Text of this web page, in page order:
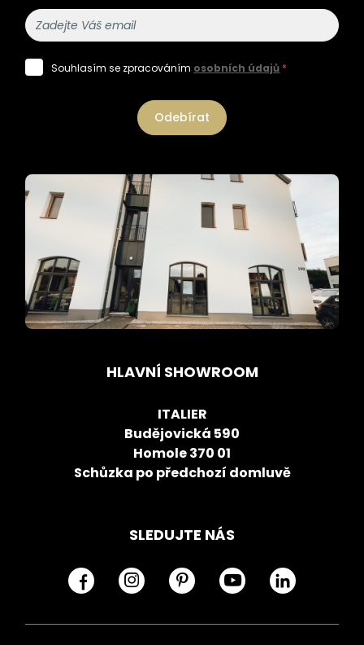
Souhlasím se zpracováním osobních údajů *
Odebírat
HLAVNÍ SHOWROOM
ITALIER
Budějovická 590
Homole 370 01
Schůzka po předchozí domluvě
SLEDUJTE NÁS